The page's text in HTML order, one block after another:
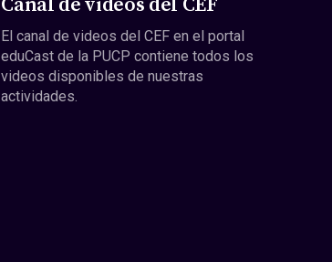
Canal de videos del CEF
El canal de videos del CEF en el portal
eduCast de la PUCP contiene todos los
videos disponibles de nuestras
actividades.